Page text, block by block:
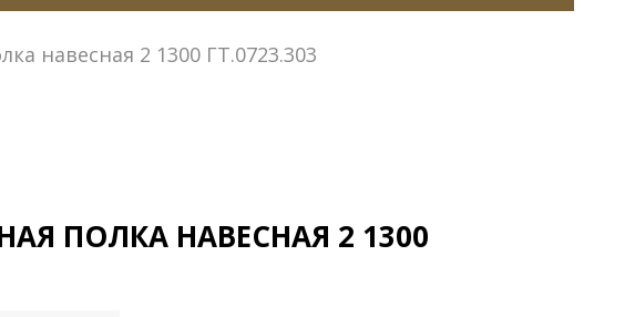
навесная 2 1300 ГТ.0723.303
ПОЛКА НАВЕСНАЯ 2 1300